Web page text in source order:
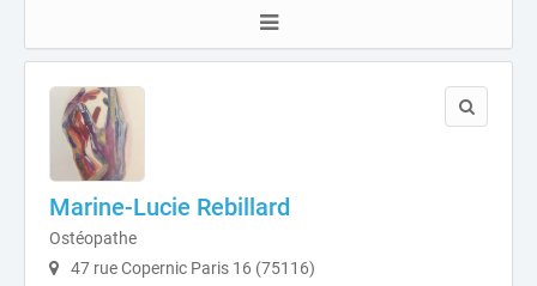
Marine-Lucie Rebillard
Ostéopathe
47 rue Copernic Paris 16 (75116)